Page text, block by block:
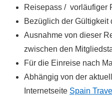
Reisepass / vorläufiger
Bezüglich der
Ausnahme von dieser
zwischen den
Für die Einreise nach
Abhängig von der
Internetseite Spain